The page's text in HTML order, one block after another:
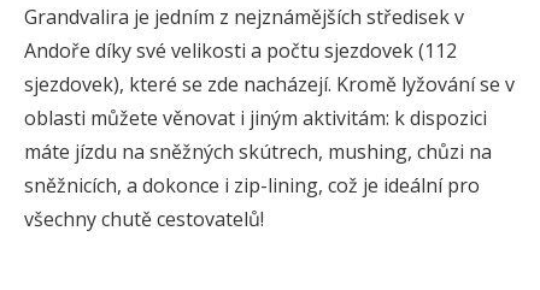
Grandvalira je jedním z nejznámějších středisek v
Andoře díky své velikosti a počtu sjezdovek (112
sjezdovek), které se zde nacházejí. Kromě lyžování se v
oblasti můžete věnovat i jiným aktivitám: k dispozici
máte jízdu na sněžných skútrech, mushing, chůzi na
sněžnicích, a dokonce i zip-lining, což je ideální pro
všechny chutě cestovatelů!